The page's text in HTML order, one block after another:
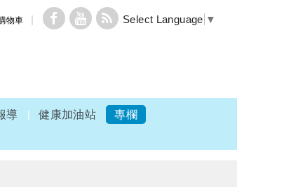
物車 Select Language ▼
導 健康加油站
專欄